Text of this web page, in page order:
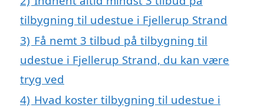
tilbygning til udestue i Fjellerup Strand
3) Få nemt 3 tilbud på tilbygning til
udestue i Fjellerup Strand, du kan være
tryg ved
4) Hvad koster tilbygning til udestue i